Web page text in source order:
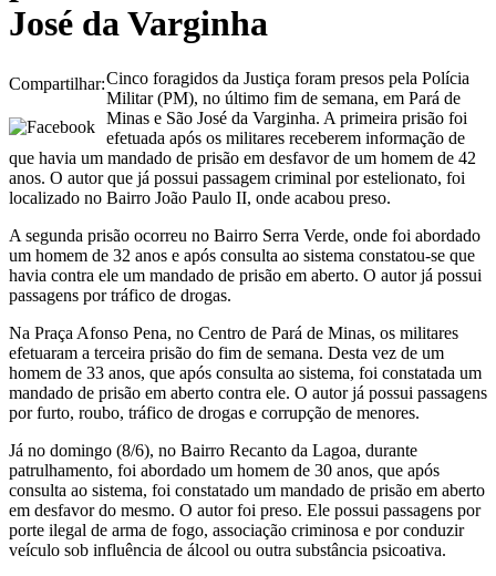
José da Varginha
Compartilhar:Cinco foragidos da Justiça foram presos pela Polícia
Militar (PM), no último fim de semana, em Pará de
Minas e São José da Varginha. A primeira prisão foi
efetuada após os militares receberem informação de
que havia um mandado de prisão em desfavor de um homem de 42
anos. O autor que já possui passagem criminal por estelionato, foi
localizado no Bairro João Paulo II, onde acabou preso.
A segunda prisão ocorreu no Bairro Serra Verde, onde foi abordado
um homem de 32 anos e após consulta ao sistema constatou-se que
havia contra ele um mandado de prisão em aberto. O autor já possui
passagens por tráfico de drogas.
Na Praça Afonso Pena, no Centro de Pará de Minas, os militares
efetuaram a terceira prisão do fim de semana. Desta vez de um
homem de 33 anos, que após consulta ao sistema, foi constatada um
mandado de prisão em aberto contra ele. O autor já possui passagens
por furto, roubo, tráfico de drogas e corrupção de menores.
Já no domingo (8/6), no Bairro Recanto da Lagoa, durante
patrulhamento, foi abordado um homem de 30 anos, que após
consulta ao sistema, foi constatado um mandado de prisão em aberto
em desfavor do mesmo. O autor foi preso. Ele possui passagens por
porte ilegal de arma de fogo, associação criminosa e por conduzir
veículo sob influência de álcool ou outra substância psicoativa.